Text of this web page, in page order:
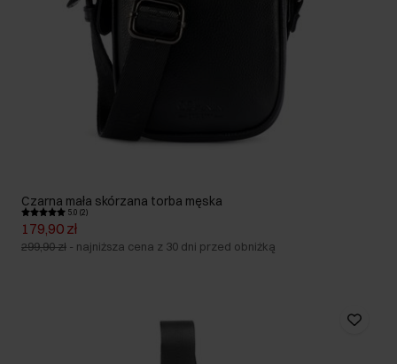
Czarna mała skórzana torba męska
5.0 (2)
179,90 zł
299,90 zł - najniższa cena z 30 dni przed obniżką